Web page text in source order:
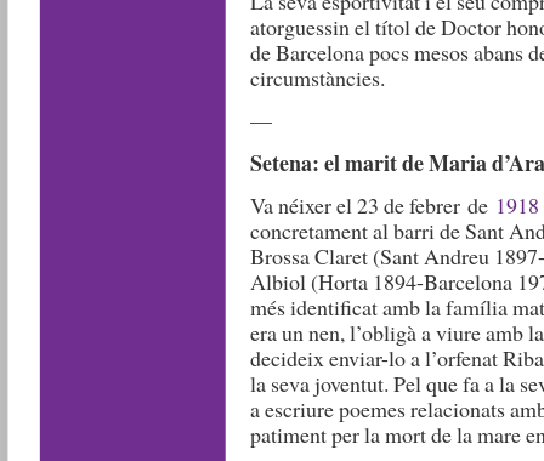
atorguessin el títol de Doctor
de Barcelona pocs mesos abans
circumstàncies.
—
Setena: el marit de Maria
Va néixer el 23 de febrer de 1918
concretament al barri de Sant
Brossa Claret (Sant Andreu
Albiol (Horta 1894-Barcelona
més identificat amb la família
era un nen, l’obligà a viure amb
decideix enviar-lo a l’orfenat
la seva joventut. Pel que fa a la
a escriure poemes relacionats
patiment per la mort de la mare